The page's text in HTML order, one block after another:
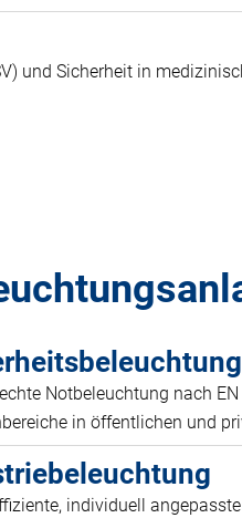
und Sicherheit in
Notbeleuchtung nach
in öffentlichen und
individuell